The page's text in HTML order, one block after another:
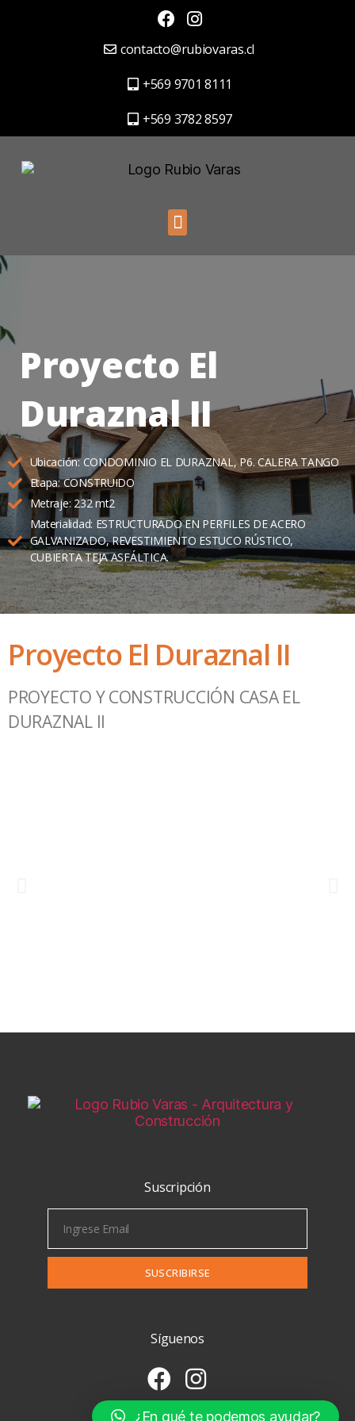
contacto@rubiovaras.cl
+569 9701 8111
+569 3782 8597
Proyecto El
Duraznal II
Ubicación: CONDOMINIO EL DURAZNAL, P6. CALERA TANGO
Etapa: CONSTRUIDO
Metraje: 232 mt2
Materialidad: ESTRUCTURADO EN PERFILES DE ACERO
GALVANIZADO, REVESTIMIENTO ESTUCO RÚSTICO,
CUBIERTA TEJA ASFÁLTICA.
Proyecto El Duraznal II
PROYECTO Y CONSTRUCCIÓN CASA EL
DURAZNAL II
Suscripción
SUSCRIBIRSE
Síguenos
¿En qué te podemos ayudar?